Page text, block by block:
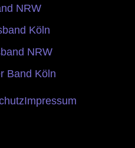
NRW
Köln
NRW
Band Köln
Impressum